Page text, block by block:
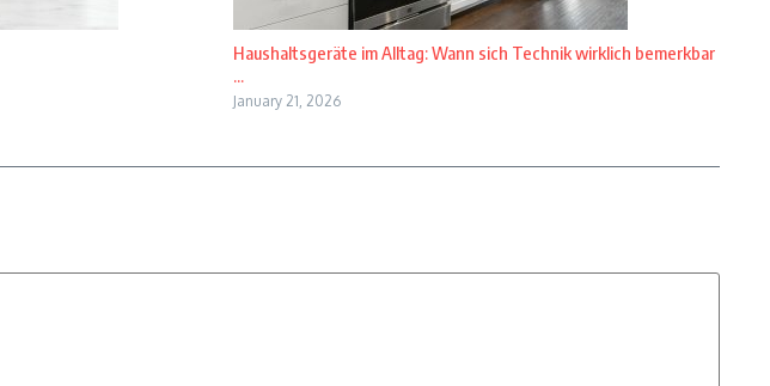
Haushaltsgeräte im Alltag: Wann sich Technik wirklich bemerkbar
...
January 21, 2026